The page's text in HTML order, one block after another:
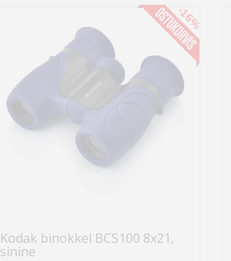
Kodak binokkel BCS100 8x21,
sinine
-16%